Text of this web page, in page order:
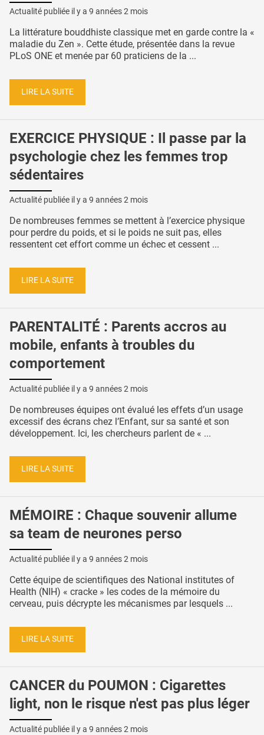
Actualité publiée il y a 9 années 2 mois
La littérature bouddhiste classique met en garde contre la «
maladie du Zen ». Cette étude, présentée dans la revue
PLoS ONE et menée par 60 praticiens de la ...
LIRE LA SUITE
EXERCICE PHYSIQUE : Il passe par la
psychologie chez les femmes trop
sédentaires
Actualité publiée il y a 9 années 2 mois
De nombreuses femmes se mettent à l’exercice physique
pour perdre du poids, et si le poids ne suit pas, elles
ressentent cet effort comme un échec et cessent ...
LIRE LA SUITE
PARENTALITÉ : Parents accros au
mobile, enfants à troubles du
comportement
Actualité publiée il y a 9 années 2 mois
De nombreuses équipes ont évalué les effets d’un usage
excessif des écrans chez l’Enfant, sur sa santé et son
développement. Ici, les chercheurs parlent de « ...
LIRE LA SUITE
MÉMOIRE : Chaque souvenir allume
sa team de neurones perso
Actualité publiée il y a 9 années 2 mois
Cette équipe de scientifiques des National institutes of
Health (NIH) « cracke » les codes de la mémoire du
cerveau, puis décrypte les mécanismes par lesquels ...
LIRE LA SUITE
CANCER du POUMON : Cigarettes
light, non le risque n'est pas plus léger
Actualité publiée il y a 9 années 2 mois